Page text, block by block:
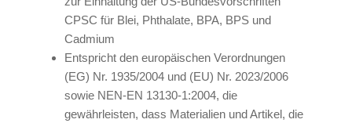
CPSC für Blei, Phthalate, BPA, BPS und
Cadmium
Entspricht den europäischen Verordnungen
(EG) Nr. 1935/2004 und (EU) Nr. 2023/2006
sowie NEN-EN 13130-1:2004, die
gewährleisten, dass Materialien und Artikel, die